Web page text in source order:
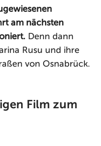
am nächsten
Denn dann
Rusu und ihre
von Osnabrück.
Film zum